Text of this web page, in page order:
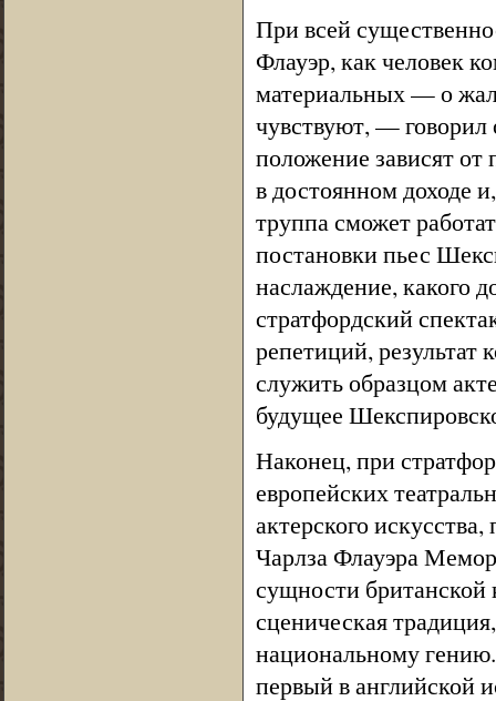
При всей
Флауэр, как человек
материальных — о
чувствуют, — говорил
положение зависят
в достоянном доходе
труппа сможет
постановки пьес
наслаждение, какого
стратфордский
репетиций,
служить образцом
будущее
Наконец, при
европейских
актерского
Чарлза Флауэра
сущности британской
сценическая
национальному
первый в английской